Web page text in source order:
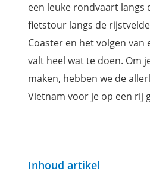
een leuke rondvaart langs
fietstour langs de
Coaster en het volgen
valt heel wat te doen. Om
maken, hebben we de
Vietnam voor je op een rij
Inhoud artikel